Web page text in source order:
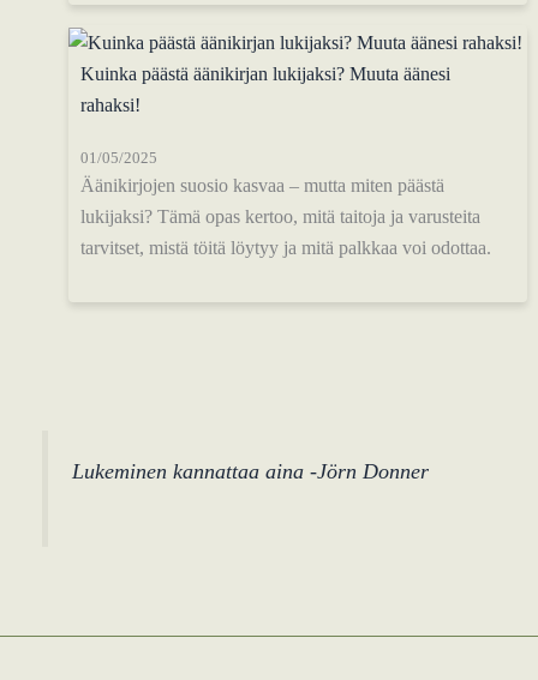
Kuinka päästä äänikirjan lukijaksi? Muuta äänesi
rahaksi!
01/05/2025
Äänikirjojen suosio kasvaa – mutta miten päästä
lukijaksi? Tämä opas kertoo, mitä taitoja ja varusteita
tarvitset, mistä töitä löytyy ja mitä palkkaa voi odottaa.
Lukeminen kannattaa aina -Jörn Donner